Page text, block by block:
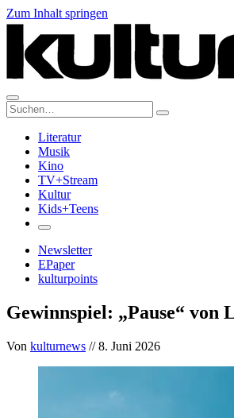
Zum Inhalt springen
Suche:
Literatur
Musik
Kino
TV+Stream
Kultur
Kids+Teens
Newsletter
EPaper
kulturpoints
Gewinnspiel: „Pause“ von
Von kulturnews // 8. Juni 2026